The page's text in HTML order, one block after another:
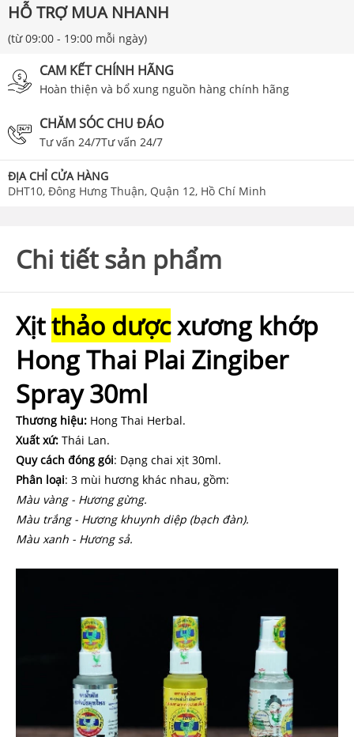
HỖ TRỢ MUA NHANH
(từ 09:00 - 19:00 mỗi ngày)
CAM KẾT CHÍNH HÃNG
Hoàn thiện và bổ xung nguồn hàng chính hãng
CHĂM SÓC CHU ĐÁO
Tư vấn 24/7Tư vấn 24/7
ĐỊA CHỈ CỬA HÀNG
DHT10, Đông Hưng Thuận, Quận 12, Hồ Chí Minh
Chi tiết sản phẩm
Xịtthảo dượcxương khớp
Hong Thai Plai Zingiber
Spray 30ml
Thương hiệu: Hong Thai Herbal.
Xuất xứ: Thái Lan.
Quy cách đóng gói: Dạng chai xịt 30ml.
Phân loại: 3 mùi hương khác nhau, gồm:
Màu vàng - Hương gừng.
Màu trắng - Hương khuynh diệp (bạch đàn).
Màu xanh - Hương sả.